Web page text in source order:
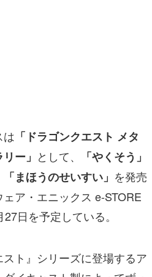
は 「ドラゴンクエスト メタ
ー」 として、
「やくそう」
「まほうのせいすい」 を発売
ア・エニックス e-STORE
日を予定している。
ト』シリーズに登場するア